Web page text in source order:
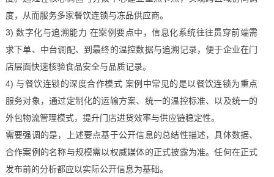
度，从而服务多家餐饮连锁与冻品供应商。
3) 数字化与追溯能力 在案例要点中，信息化系统往往贯穿前端需
求下单、中台调配、到最终的温控数据与追溯记录，便于企业在门
店层面快速核验食品安全与品质记录。
4) 与餐饮连锁的深度合作模式 案例中常见的是以餐饮连锁为重点
服务对象，通过定制化的运输方案、统一的温控标准、以及统一的
外包物流管理模式，提升门店进货效率与供应链稳定性。
需要强调的是，上述要点基于公开信息的总结性描述，具体数据、
合作案例的名称与规模需以权威媒体的正式披露为准。任何在正式
发布前的分析都应以实际公开信息为基础。